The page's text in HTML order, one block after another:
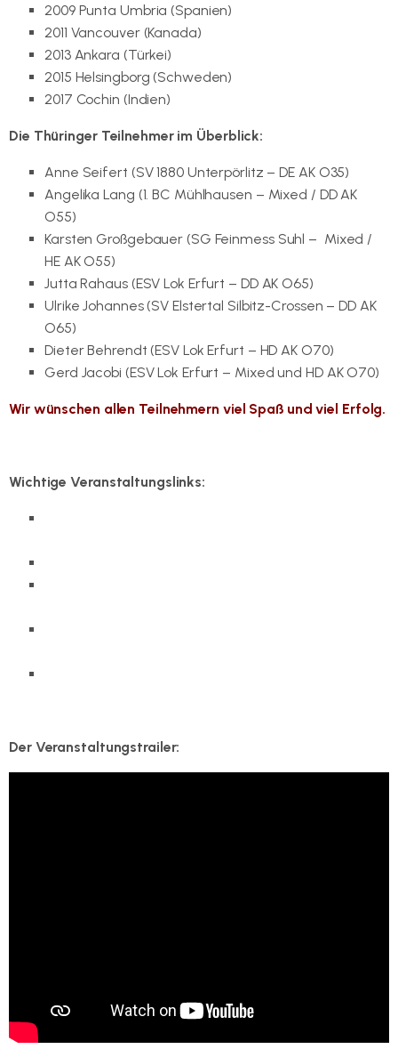
2009 Punta Umbria (Spanien)
2011 Vancouver (Kanada)
2013 Ankara (Türkei)
2015 Helsingborg (Schweden)
2017 Cochin (Indien)
Die Thüringer Teilnehmer im Überblick:
Anne Seifert (SV 1880 Unterpörlitz – DE AK O35)
Angelika Lang (1. BC Mühlhausen – Mixed / DD AK
O55)
Karsten Großgebauer (SG Feinmess Suhl – Mixed /
HE AK O55)
Jutta Rahaus (ESV Lok Erfurt – DD AK O65)
Ulrike Johannes (SV Elstertal Silbitz-Crossen – DD AK
O65)
Dieter Behrendt (ESV Lok Erfurt – HD AK O70)
Gerd Jacobi (ESV Lok Erfurt – Mixed und HD AK O70)
Wir wünschen allen Teilnehmern viel Spaß und viel Erfolg.
Wichtige Veranstaltungslinks:
Der Veranstaltungstrailer: